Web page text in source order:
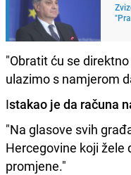
"Obratit ću se
ulazimo s namjerom
Istakao je da računa
"Na glasove svih
Hercegovine koji žele
promjene."